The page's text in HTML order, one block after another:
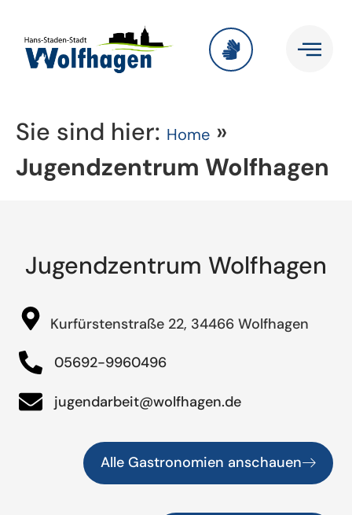
Sie sind hier: Home »
Jugendzentrum Wolfhagen
Jugendzentrum Wolfhagen
Kurfürstenstraße 22, 34466 Wolfhagen
05692-9960496
jugendarbeit@wolfhagen.de
Alle Gastronomien anschauen